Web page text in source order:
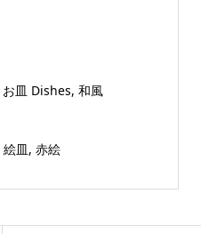
お皿 Dishes, 和風
絵皿, 赤絵